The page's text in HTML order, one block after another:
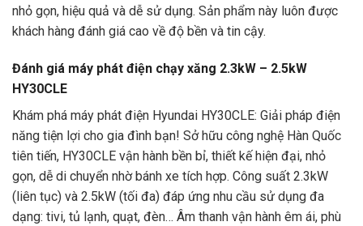
nhỏ gọn, hiệu quả và dễ sử dụng. Sản phẩm này luôn được
khách hàng đánh giá cao về độ bền và tin cậy.
Đánh giá máy phát điện chạy xăng 2.3kW – 2.5kW
HY30CLE
Khám phá máy phát điện Hyundai HY30CLE: Giải pháp điện
năng tiện lợi cho gia đình bạn! Sở hữu công nghệ Hàn Quốc
tiên tiến, HY30CLE vận hành bền bỉ, thiết kế hiện đại, nhỏ
gọn, dễ di chuyển nhờ bánh xe tích hợp. Công suất 2.3kW
(liên tục) và 2.5kW (tối đa) đáp ứng nhu cầu sử dụng đa
dạng: tivi, tủ lạnh, quạt, đèn… Âm thanh vận hành êm ái, phù